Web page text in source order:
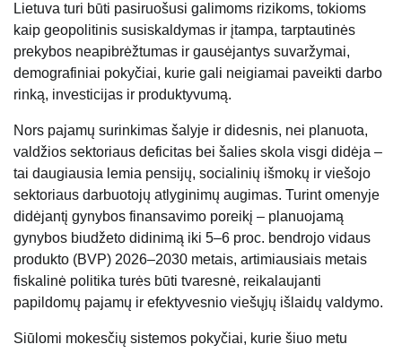
Lietuva turi būti pasiruošusi galimoms rizikoms, tokioms
kaip geopolitinis susiskaldymas ir įtampa, tarptautinės
prekybos neapibrėžtumas ir gausėjantys suvaržymai,
demografiniai pokyčiai, kurie gali neigiamai paveikti darbo
rinką, investicijas ir produktyvumą.
Nors pajamų surinkimas šalyje ir didesnis, nei planuota,
valdžios sektoriaus deficitas bei šalies skola visgi didėja –
tai daugiausia lemia pensijų, socialinių išmokų ir viešojo
sektoriaus darbuotojų atlyginimų augimas. Turint omenyje
didėjantį gynybos finansavimo poreikį – planuojamą
gynybos biudžeto didinimą iki 5–6 proc. bendrojo vidaus
produkto (BVP) 2026–2030 metais, artimiausiais metais
fiskalinė politika turės būti tvaresnė, reikalaujanti
papildomų pajamų ir efektyvesnio viešųjų išlaidų valdymo.
Siūlomi mokesčių sistemos pokyčiai, kurie šiuo metu